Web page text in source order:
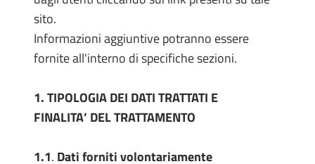
sito.
Informazioni aggiuntive potranno essere
fornite all'interno di specifiche sezioni.
1. TIPOLOGIA DEI DATI TRATTATI E
FINALITA’ DEL TRATTAMENTO
1.1. Dati forniti volontariamente